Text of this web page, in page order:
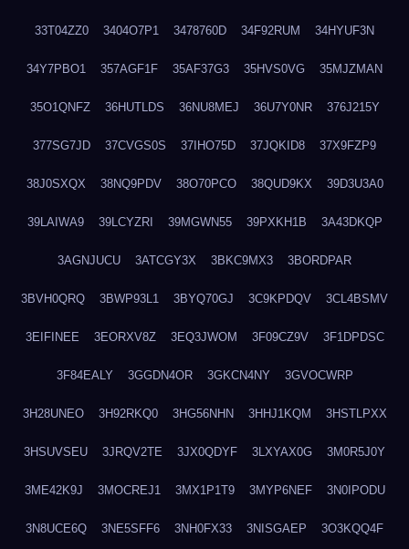
33T04ZZ0 3404O7P1 3478760D 34F92RUM 34HYUF3N
34Y7PBO1 357AGF1F 35AF37G3 35HVS0VG 35MJZMAN
35O1QNFZ 36HUTLDS 36NU8MEJ 36U7Y0NR 376J215Y
377SG7JD 37CVGS0S 37IHO75D 37JQKID8 37X9FZP9
38J0SXQX 38NQ9PDV 38O70PCO 38QUD9KX 39D3U3A0
39LAIWA9 39LCYZRI 39MGWN55 39PXKH1B 3A43DKQP
3AGNJUCU 3ATCGY3X 3BKC9MX3 3BORDPAR
3BVH0QRQ 3BWP93L1 3BYQ70GJ 3C9KPDQV 3CL4BSMV
3EIFINEE 3EORXV8Z 3EQ3JWOM 3F09CZ9V 3F1DPDSC
3F84EALY 3GGDN4OR 3GKCN4NY 3GVOCWRP
3H28UNEO 3H92RKQ0 3HG56NHN 3HHJ1KQM 3HSTLPXX
3HSUVSEU 3JRQV2TE 3JX0QDYF 3LXYAX0G 3M0R5J0Y
3ME42K9J 3MOCREJ1 3MX1P1T9 3MYP6NEF 3N0IPODU
3N8UCE6Q 3NE5SFF6 3NH0FX33 3NISGAEP 3O3KQQ4F